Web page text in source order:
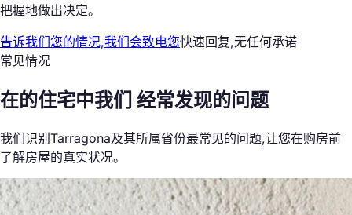
把握地做出决定。
告诉我们您的情况,我们会致电您快速回复,无任何承诺
常见情况
在的住宅中我们 经常发现的问题
我们识别Tarragona及其所属省份最常见的问题,让您在购房前
了解房屋的真实状况。